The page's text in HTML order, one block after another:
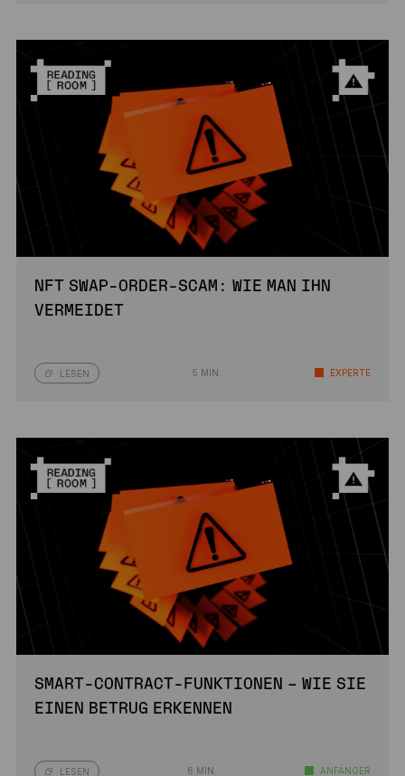
NFT SWAP-ORDER-SCAM: WIE MAN IHN
VERMEIDET
LESEN 5 MIN. EXPERTE
SMART-CONTRACT-FUNKTIONEN – WIE SIE
EINEN BETRUG ERKENNEN
LESEN 6 MIN. ANFÄNGER